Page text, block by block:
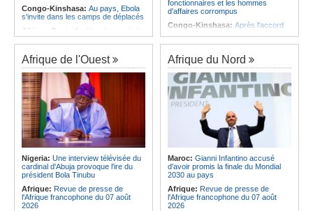
Congo-Kinshasa: Au pays, Ebola
s'invite dans les camps de déplacés
Afrique Centrale: L'explosion de la
demande de viande de brousse
extermine la faune sauvage
Congo-Kinshasa:Après l'accord
avec une branche des FDLR, les
zones d'ombre persistent
Centrafrique: Un gendarme détenu
par le groupe armé AAKG retrouve
la liberté
Rwanda:Rome et Kigali discutent
d'une possible externalisation au
pays des procédures d'asile à
destination de l'Italie
São Tomé and Príncipe:Soutenir
l'intégrité de l'information à Sao
Tomé-et-Principe à l'approche des
élections
fonctionnaires et les hommes
d'affaires corrompus
Congo-Kinshasa: Après l'accord
Sud-Soudan: Le pays à la croisée
des chemins, alerte l'ONU
Rwanda: Rome et Kigali discutent
d'une possible externalisation au
pays des procédures d'asile à
destination de l'Italie
Somalie:Le camp de Galkayo
frappé par une violente attaque des
Forces du Puntland
Soudan:La guerre contre les
houthistes du Yémen peut-elle
détourner Riyad du pays ?
Sud-Soudan:
femmes pour accéder aux soins de
santé
Afrique de l'Ouest
Nigeria: Une interview télévisée du
cardinal d'Abuja provoque l'ire du
président Bola Tinubu
Afrique: Revue de presse de
l'Afrique francophone du 07 août
2026
Afrique du Nord
Maroc: Gianni Infantino accusé
d'avoir promis la finale du Mondial
2030 au pays
Afrique: Revue de presse de
l'Afrique francophone du 07 août
2026